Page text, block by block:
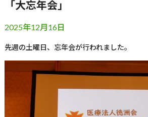
「大忘年会」
2025年12月16日
先週の土曜日、忘年会が行われました。